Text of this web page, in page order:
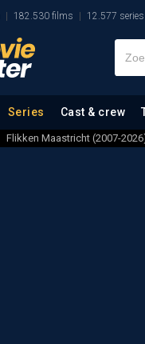
182.530 films 12.577 series
Series Cast & crew
Flikken Maastricht (2007-